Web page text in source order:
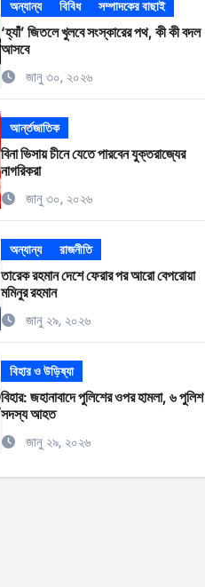
অন্যান্য বিবিধ সম্পাদকের বাছাই
‘হ্যাঁ’ জিতলে খুলবে সংস্কারের পথ, কী কী বদল
আসবে
জানু ৩০, ২০২৬
আর্ন্তজাতিক
বিনা ভিসায় চীনে যেতে পারবেন যুক্তরাজ্যের
নাগরিকরা
জানু ৩০, ২০২৬
অন্যান্য রাজনীতি
তারেক রহমান দেশে ফেরার পর আরো বেপরোয়া
মমিনুর রহমান
জানু ২৯, ২০২৬
বিহার ও উড়িষ্যা
বিহার: জহানাবাদে পুলিশের ওপর হামলা, ৬ পুলিশ
সদস্য আহত
জানু ২৯, ২০২৬